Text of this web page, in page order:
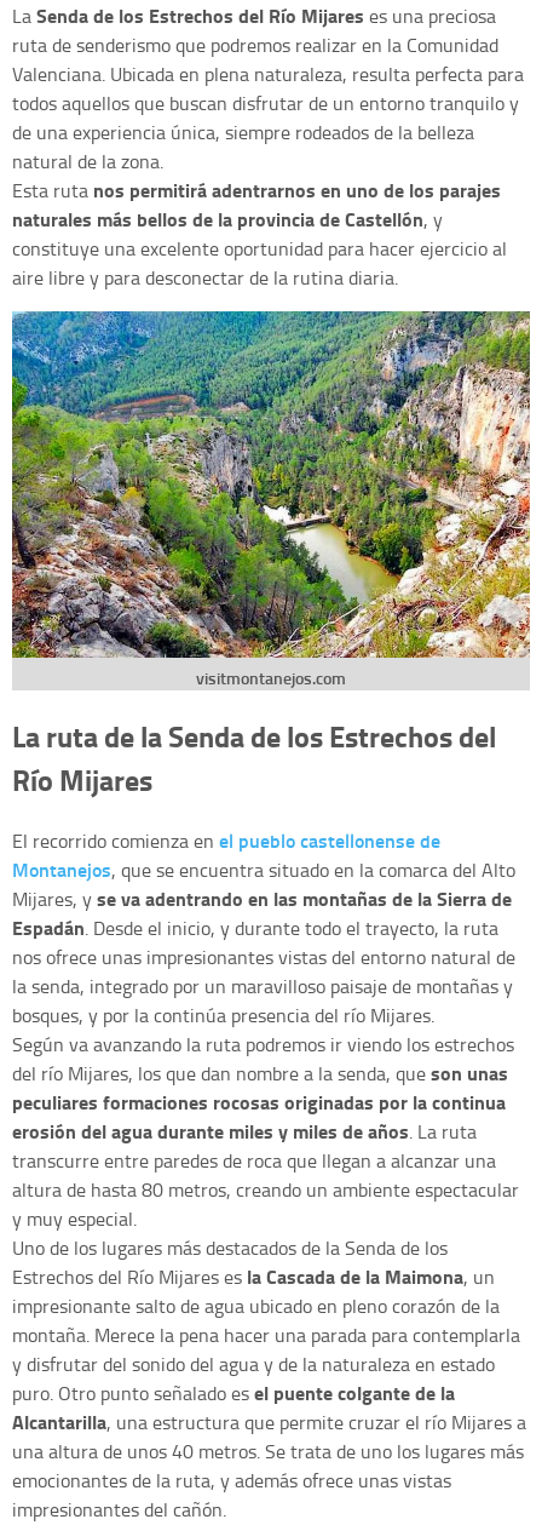
LaSenda de los Estrechos del Río Mijares es una preciosa
ruta de senderismo que podremos realizar en la Comunidad
Valenciana. Ubicada en plena naturaleza, resulta perfecta para
todos aquellos que buscan disfrutar de un entorno tranquilo y
de una experiencia única, siempre rodeados de la belleza
natural de la zona.
Esta ruta nos permitirá adentrarnos en uno de los parajes
naturales más bellos de la provincia de Castellón, y
constituye una excelente oportunidad para hacer ejercicio al
aire libre y para desconectar de la rutina diaria.
visitmontanejos.com
La ruta de la Senda de los Estrechos del
Río Mijares
El recorrido comienza en el pueblo castellonense de
Montanejos, que se encuentra situado en la comarca del Alto
Mijares, yse va adentrando en las montañas de la Sierra de
Espadán. Desde el inicio, y durante todo el trayecto, la ruta
nos ofrece unas impresionantes vistas del entorno natural de
la senda, integrado por un maravilloso paisaje de montañas y
bosques, y por la continúa presencia del río Mijares.
Según va avanzando la ruta podremos ir viendo los estrechos
del río Mijares, los que dan nombre a la senda, queson unas
peculiares formaciones rocosas originadas por la continua
erosión del agua durante miles y miles de años. La ruta
transcurre entre paredes de roca que llegan a alcanzar una
altura de hasta 80 metros, creando un ambiente espectacular
y muy especial.
Uno de los lugares más destacados de la Senda de los
Estrechos del Río Mijares es la Cascada de la Maimona, un
impresionante salto de agua ubicado en pleno corazón de la
montaña. Merece la pena hacer una parada para contemplarla
y disfrutar del sonido del agua y de la naturaleza en estado
puro. Otro punto señalado esel puente colgante de la
Alcantarilla, una estructura que permite cruzar el río Mijares a
una altura de unos 40 metros. Se trata de uno los lugares más
emocionantes de la ruta, y además ofrece unas vistas
impresionantes del cañón.